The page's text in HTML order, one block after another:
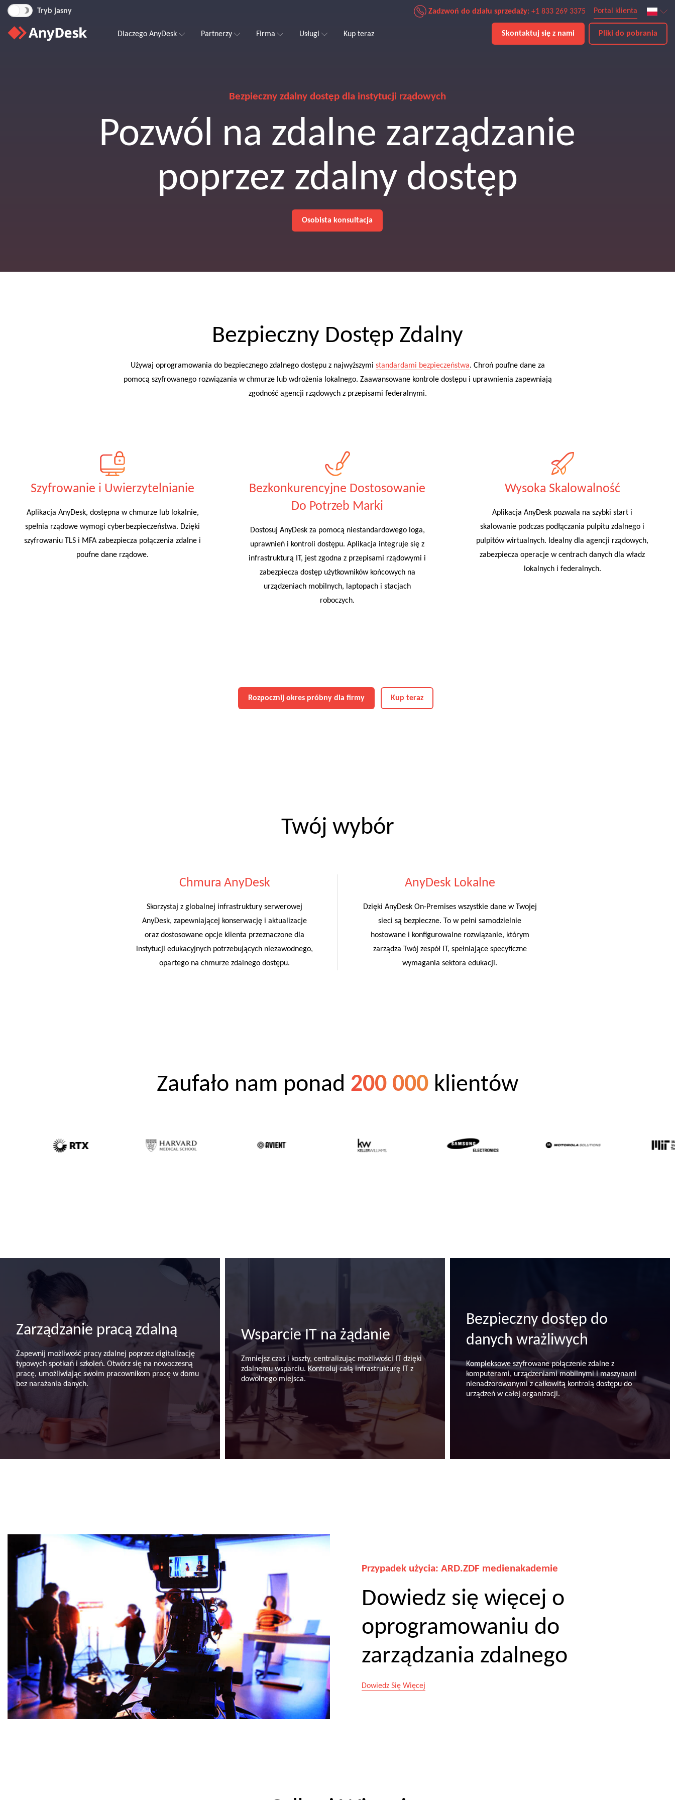
Tryb jasny Zadzwoń do działu sprzedaży: +1 833 269 3375 Portal klienta
Dlaczego AnyDesk Partnerzy Firma Usługi Kup teraz Skontaktuj się z nami Pliki do pobrania
Bezpieczny zdalny dostęp dla instytucji rządowych
Pozwól na zdalne zarządzanie
poprzez zdalny dostęp
Osobista konsultacja
Bezpieczny Dostęp Zdalny
Używaj oprogramowania do bezpiecznego zdalnego dostępu z najwyższymi standardami bezpieczeństwa. Chroń poufne dane za
pomocą szyfrowanego rozwiązania w chmurze lub wdrożenia lokalnego. Zaawansowane kontrole dostępu i uprawnienia zapewniają
zgodność agencji rządowych z przepisami federalnymi.
Szyfrowanie i Uwierzytelnianie
Aplikacja AnyDesk, dostępna w chmurze lub lokalnie,
spełnia rządowe wymogi cyberbezpieczeństwa. Dzięki
szyfrowaniu TLS i MFA zabezpiecza połączenia zdalne i
poufne dane rządowe.
Bezkonkurencyjne Dostosowanie
Do Potrzeb Marki
Dostosuj AnyDesk za pomocą niestandardowego loga,
uprawnień i kontroli dostępu. Aplikacja integruje się z
infrastrukturą IT, jest zgodna z przepisami rządowymi i
zabezpiecza dostęp użytkowników końcowych na
urządzeniach mobilnych, laptopach i stacjach
roboczych.
Wysoka Skalowalność
Aplikacja AnyDesk pozwala na szybki start i
skalowanie podczas podłączania pulpitu zdalnego i
pulpitów wirtualnych. Idealny dla agencji rządowych,
zabezpiecza operacje w centrach danych dla władz
lokalnych i federalnych.
Rozpocznij okres próbny dla firmy Kup teraz
Twój wybór
Chmura AnyDesk
Skorzystaj z globalnej infrastruktury serwerowej
AnyDesk, zapewniającej konserwację i aktualizacje
oraz dostosowane opcje klienta przeznaczone dla
instytucji edukacyjnych potrzebujących niezawodnego,
opartego na chmurze zdalnego dostępu.
AnyDesk Lokalne
Dzięki AnyDesk On-Premises wszystkie dane w Twojej
sieci są bezpieczne. To w pełni samodzielnie
hostowane i konfigurowalne rozwiązanie, którym
zarządza Twój zespół IT, spełniające specyficzne
wymagania sektora edukacji.
Zaufało nam ponad 200 000 klientów
Zarządzanie pracą zdalną
Zapewnij możliwość pracy zdalnej poprzez digitalizację
typowych spotkań i szkoleń. Otwórz się na nowoczesną
pracę, umożliwiając swoim pracownikom pracę w domu
bez narażania danych.
Wsparcie IT na żądanie
Zmniejsz czas i koszty, centralizując możliwości IT dzięki
zdalnemu wsparciu. Kontroluj całą infrastrukturę IT z
dowolnego miejsca.
Bezpieczny dostęp do
danych wrażliwych
Kompleksowe szyfrowane połączenie zdalne z
komputerami, urządzeniami mobilnymi i maszynami
nienadzorowanymi z całkowitą kontrolą dostępu do
urządzeń w całej organizacji.
Przypadek użycia: ARD.ZDF medienakademie
Dowiedz się więcej o
oprogramowaniu do
zarządzania zdalnego
Dowiedz Się Więcej